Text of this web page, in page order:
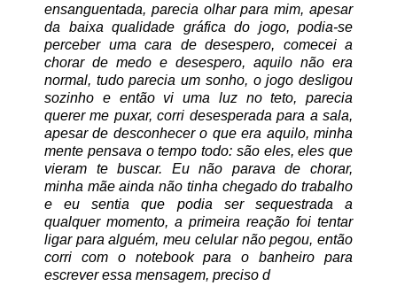
ensanguentada, parecia olhar para mim, apesar
da baixa qualidade gráfica do jogo, podia-se
perceber uma cara de desespero, comecei a
chorar de medo e desespero, aquilo não era
normal, tudo parecia um sonho, o jogo desligou
sozinho e então vi uma luz no teto, parecia
querer me puxar, corri desesperada para a sala,
apesar de desconhecer o que era aquilo, minha
mente pensava o tempo todo: são eles, eles que
vieram te buscar. Eu não parava de chorar,
minha mãe ainda não tinha chegado do trabalho
e eu sentia que podia ser sequestrada a
qualquer momento, a primeira reação foi tentar
ligar para alguém, meu celular não pegou, então
corri com o notebook para o banheiro para
escrever essa mensagem, preciso d